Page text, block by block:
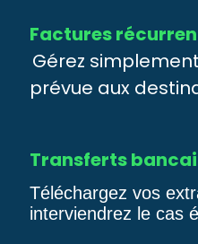
Factures
Gérez
prévue aux
Transferts
Téléchargez vos
interviendrez le cas